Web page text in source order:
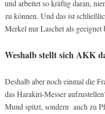
und arbeitet so kräftig daran,
zu können. Und das ist
Merkel nur Laschet als geeignet
Weshalb stellt sich AKK
Deshalb aber noch einmal die
das Harakiri-Messer
Mund spitzt, sondern auch zu